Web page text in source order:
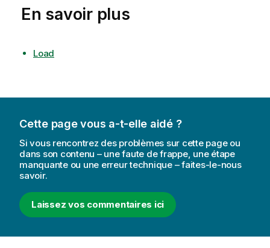
En savoir plus
Load
Cette page vous a-t-elle aidé ?
Si vous rencontrez des problèmes sur cette page ou
dans son contenu – une faute de frappe, une étape
manquante ou une erreur technique – faites-le-nous
savoir.
Laissez vos commentaires ici